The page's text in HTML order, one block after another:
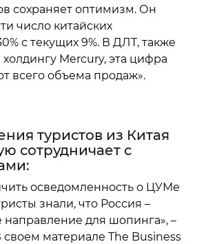
сохраняет оптимизм. Он
число китайских
с текущих 9%. В ДЛТ, также
Mercury, эта цифра
всего объема продаж».
туристов из Китая
сотрудничает с
осведомленность о ЦУМе
знали, что Россия –
для шопинга», –
своем материале The Business